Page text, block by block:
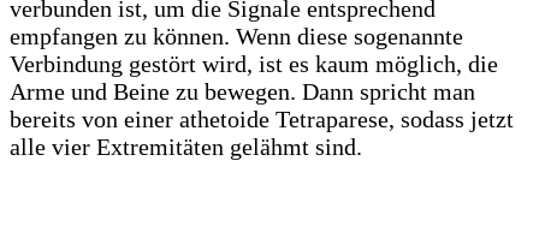
verbunden ist, um die Signale entsprechend
empfangen zu können. Wenn diese sogenannte
Verbindung gestört wird, ist es kaum möglich, die
Arme und Beine zu bewegen. Dann spricht man
bereits von einer athetoide Tetraparese, sodass jetzt
alle vier Extremitäten gelähmt sind.